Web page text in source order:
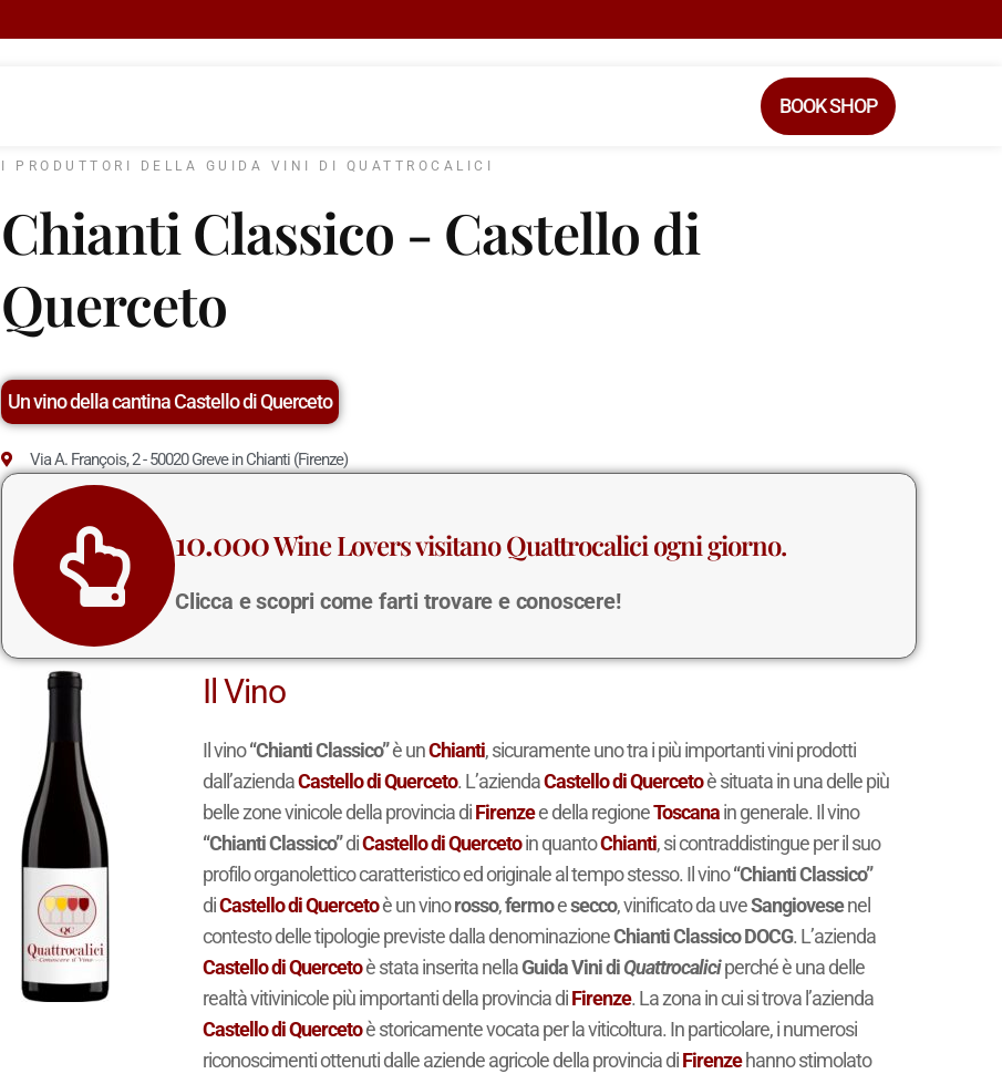
BOOK SHOP
I PRODUTTORI DELLA GUIDA VINI DI QUATTROCALICI
Chianti Classico - Castello di
Querceto
Un vino della cantina Castello di Querceto
Via A. François, 2 - 50020 Greve in Chianti (Firenze)
10.000Wine Lovers visitano Quattrocalici ogni giorno.
Clicca e scopri come farti trovare e conoscere!
Il Vino
Il vino“Chianti Classico”è unChianti, sicuramente uno tra i più importanti vini prodotti
dall’aziendaCastello di Querceto. L’aziendaCastello di Quercetoè situata in una delle più
belle zone vinicole della provincia diFirenzee della regioneToscanain generale. Il vino
“Chianti Classico”diCastello di Quercetoin quantoChianti, si contraddistingue per il suo
profilo organolettico caratteristico ed originale al tempo stesso. Il vino“Chianti Classico”
diCastello di Quercetoè un vinorosso,fermoesecco, vinificato da uveSangiovesenel
contesto delle tipologie previste dalla denominazioneChianti Classico DOCG. L’azienda
Castello di Quercetoè stata inserita nellaGuida Vini diQuattrocaliciperché è una delle
realtà vitivinicole più importanti della provincia diFirenze. La zona in cui si trova l’azienda
Castello di Quercetoè storicamente vocata per la viticoltura. In particolare, i numerosi
riconoscimenti ottenuti dalle aziende agricole della provincia diFirenzehanno stimolato